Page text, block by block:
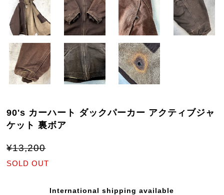
90's カーハート ダックパーカー アクティブジャ
ケット 裏ボア
¥13,200
SOLD OUT
International shipping available